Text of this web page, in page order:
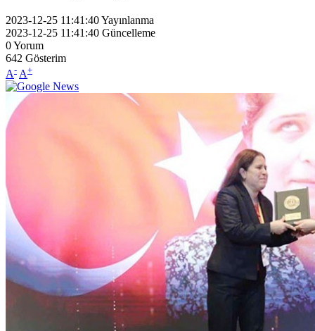
2023-12-25 11:41:40Yayınlanma
2023-12-25 11:41:40 Güncelleme
0Yorum
642 Gösterim
A- A+